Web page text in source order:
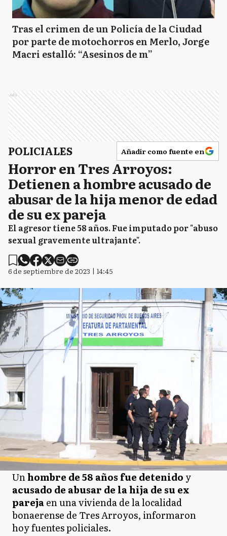
Tras el crimen de un Policía de la Ciudad
por parte de motochorros en Merlo, Jorge
Macri estalló: “Asesinos de m”
Ads
POLICIALES Añadir como fuente en
Horror en Tres Arroyos:
Detienen a hombre acusado de
abusar de la hija menor de edad
de su ex pareja
El agresor tiene 58 años. Fue imputado por "abuso
sexual gravemente ultrajante".
6 de septiembre de 2023 | 14:45
Unhombre de 58 años fue detenido y
acusado de abusar de la hija de su ex
parejaen una vivienda de la localidad
bonaerense de Tres Arroyos, informaron
hoy fuentes policiales.